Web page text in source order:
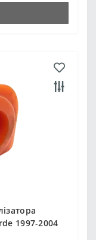
1997-2004